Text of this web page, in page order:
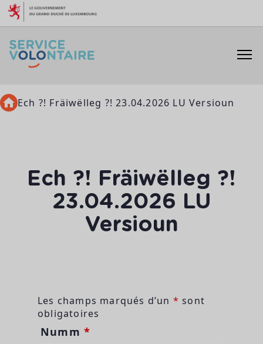
Aller au contenu
Ech ?! Fräiwëlleg ?! 23.04.2026 LU Versioun
Ech ?! Fräiwëlleg ?!
23.04.2026 LU
Versioun
Les champs marqués d’un * sont
obligatoires
Numm *